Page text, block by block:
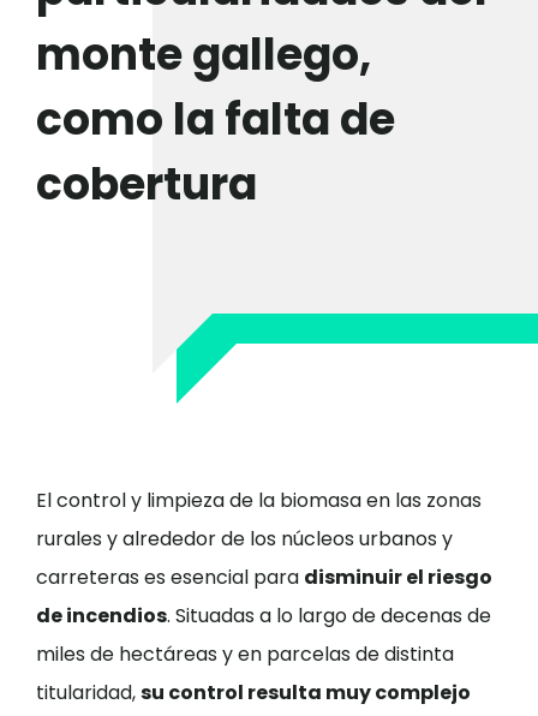
El control y limpieza de la biomasa en las zonas
rurales y alrededor de los núcleos urbanos y
carreteras es esencial para disminuir el riesgo
de incendios. Situadas a lo largo de decenas de
miles de hectáreas y en parcelas de distinta
titularidad,su control resulta muy complejo
monte gallego,
como la falta de
cobertura